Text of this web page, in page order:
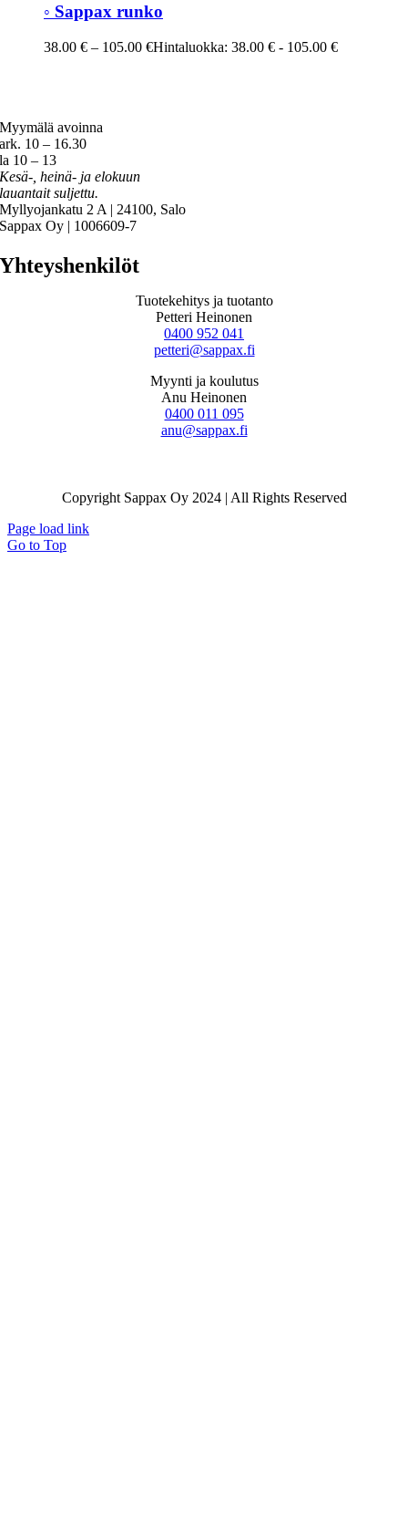
◦ Sappax runko
38.00 € – 105.00 €Hintaluokka: 38.00 € - 105.00 €
Myymälä avoinna
ark. 10 – 16.30
la 10 – 13
Kesä-, heinä- ja elokuun
lauantait suljettu.
Myllyojankatu 2 A | 24100, Salo
Sappax Oy | 1006609-7
Yhteyshenkilöt
Tuotekehitys ja tuotanto
Petteri Heinonen
0400 952 041
petteri@sappax.fi
Myynti ja koulutus
Anu Heinonen
0400 011 095
anu@sappax.fi
Copyright Sappax Oy 2024 | All Rights Reserved
Page load link
Go to Top